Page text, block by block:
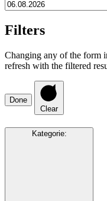
Filters
Changing any of the form
refresh with the filtered
Done
Clear
Kategorie: